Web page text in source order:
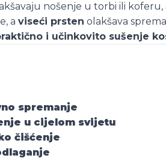
nošenje u torbi ili koferu,
a viseći prsten olakšava
i učinkovito sušenje
spremanje
u cijelom svijetu
čišćenje